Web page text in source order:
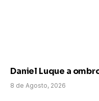
Daniel Luque a
8 de Agosto, 2026